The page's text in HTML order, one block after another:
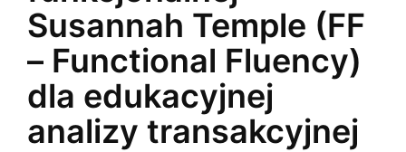
Susannah Temple (FF
– Functional Fluency)
dla edukacyjnej
analizy transakcyjnej